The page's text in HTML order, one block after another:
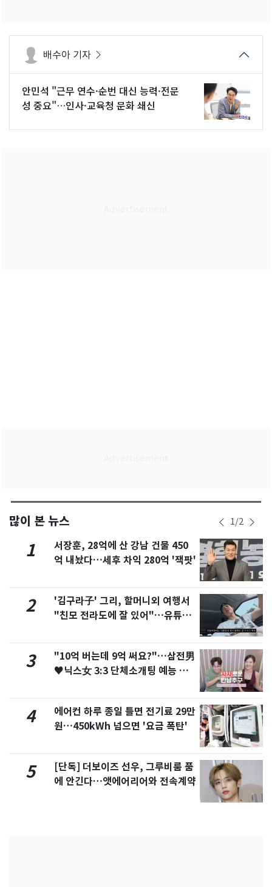
배수아 기자
안민석 "근무 연수·순번 대신 능력·전문
성 중요"…인사·교육청 문화 쇄신
많이 본 뉴스 1/2
1
서장훈, 28억에 산 강남 건물 450
억 내놨다…세후 차익 280억 '잭팟'
2
'김구라子' 그리, 할머니외 여행서
"친모 전라도에 잘 있어"…유튜브
3
"10억 버는데 9억 써요?"…삼전男
♥닉스女 3:3 단체소개팅 예능 화
4
에어컨 하루 종일 틀면 전기료 29만
원…450kWh 넘으면 '요금 폭탄'
5
[단독] 더보이즈 선우, 그루비룸 품
에 안긴다…앳에어리어와 전속계약